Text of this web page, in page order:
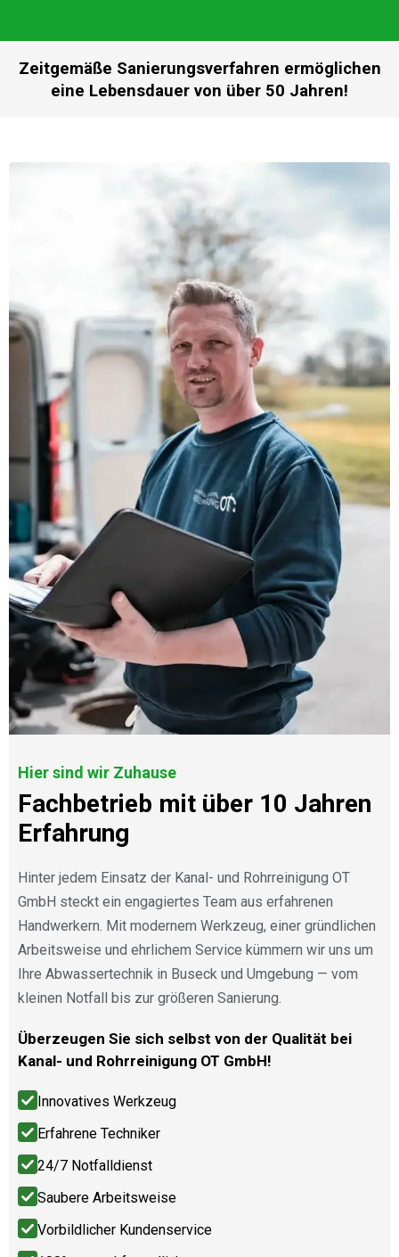
Zeitgemäße Sanierungsverfahren ermöglichen
eine Lebensdauer von über 50 Jahren!
Hier sind wir Zuhause
Fachbetrieb mit über 10 Jahren
Erfahrung
Hinter jedem Einsatz der Kanal- und Rohrreinigung OT
GmbH steckt ein engagiertes Team aus erfahrenen
Handwerkern. Mit modernem Werkzeug, einer gründlichen
Arbeitsweise und ehrlichem Service kümmern wir uns um
Ihre Abwassertechnik in Buseck und Umgebung — vom
kleinen Notfall bis zur größeren Sanierung.
Überzeugen Sie sich selbst von der Qualität bei
Kanal- und Rohrreinigung OT GmbH!
Innovatives Werkzeug
Erfahrene Techniker
24/7 Notfalldienst
Saubere Arbeitsweise
Vorbildlicher Kundenservice